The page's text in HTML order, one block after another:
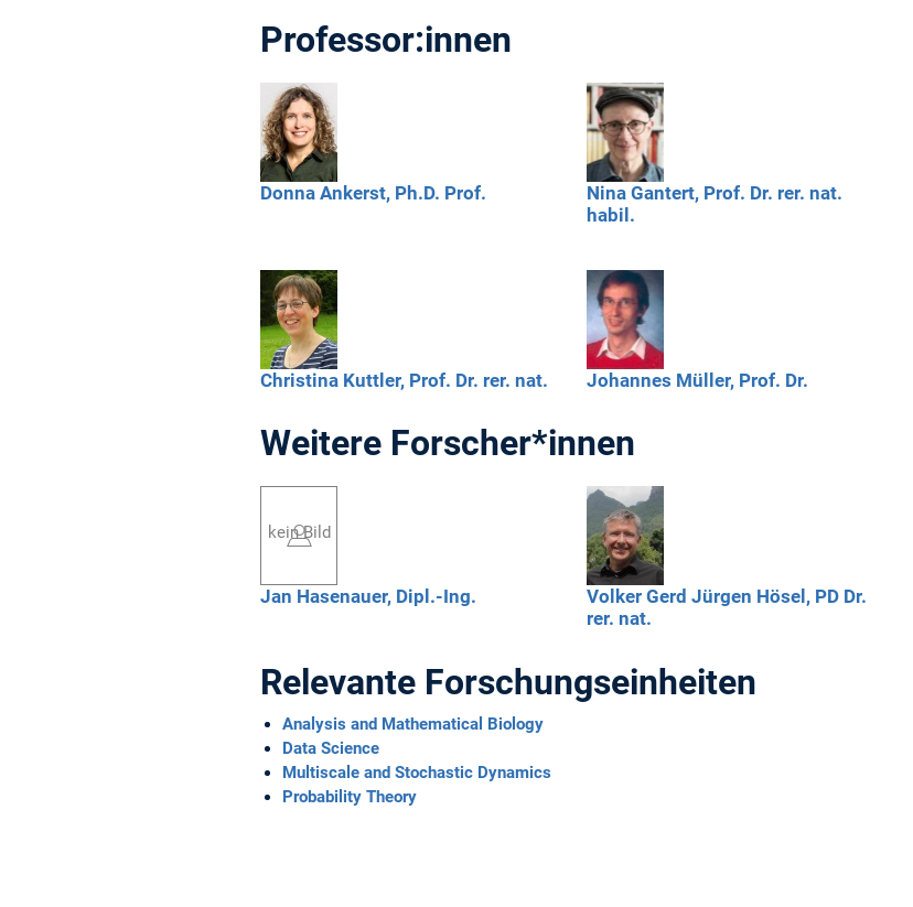
Professor:innen
Donna Ankerst, Ph.D. Prof. Nina Gantert, Prof. Dr. rer. nat.
habil.
Christina Kuttler, Prof. Dr. rer. nat. Johannes Müller, Prof. Dr.
Weitere Forscher*innen
kein Bild
Jan Hasenauer, Dipl.-Ing. Volker Gerd Jürgen Hösel, PD Dr.
rer. nat.
Relevante Forschungseinheiten
Analysis and Mathematical Biology
Data Science
Multiscale and Stochastic Dynamics
Probability Theory